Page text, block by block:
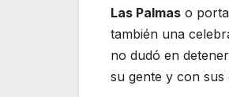
Las Palmas o
también una
no dudó en
su gente y con sus